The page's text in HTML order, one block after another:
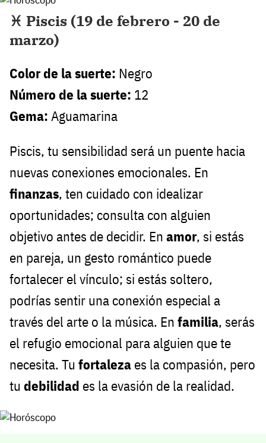
♓ Piscis (19 de febrero - 20 de
marzo)
Color de la suerte: Negro
Número de la suerte: 12
Gema: Aguamarina
Piscis, tu sensibilidad será un puente hacia
nuevas conexiones emocionales. En
finanzas, ten cuidado con idealizar
oportunidades; consulta con alguien
objetivo antes de decidir. En amor, si estás
en pareja, un gesto romántico puede
fortalecer el vínculo; si estás soltero,
podrías sentir una conexión especial a
través del arte o la música. En familia, serás
el refugio emocional para alguien que te
necesita. Tu fortaleza es la compasión, pero
tu debilidad es la evasión de la realidad.